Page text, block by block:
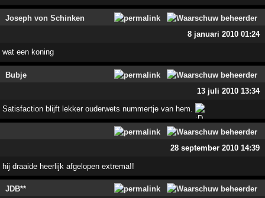
Joseph von Schinken
8 januari 2010 01:24
wat een koning
Bubje
13 juli 2010 13:34
Satisfaction blijft lekker ouderwets nummertje van hem.
28 september 2010 14:39
hij draaide heerlijk afgelopen extrema!!
JDB**